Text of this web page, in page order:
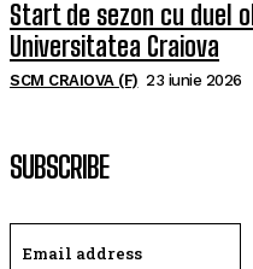
Start de sezon cu duel
Universitatea Craiova
SCM CRAIOVA (F) 23 iunie 2026
SUBSCRIBE